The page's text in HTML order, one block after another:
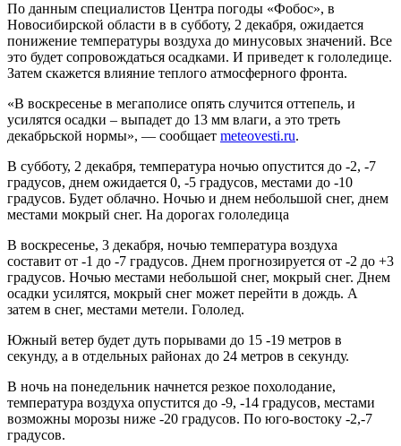
По данным специалистов Центра погоды «Фобос», в
Новосибирской области в в субботу, 2 декабря, ожидается
понижение температуры воздуха до минусовых значений. Все
это будет сопровождаться осадками. И приведет к гололедице.
Затем скажется влияние теплого атмосферного фронта.
«В воскресенье в мегаполисе опять случится оттепель, и
усилятся осадки – выпадет до 13 мм влаги, а это треть
декабрьской нормы», — сообщает meteovesti.ru.
В субботу, 2 декабря, температура ночью опустится до -2, -7
градусов, днем ожидается 0, -5 градусов, местами до -10
градусов. Будет облачно. Ночью и днем небольшой снег, днем
местами мокрый снег. На дорогах гололедица
В воскресенье, 3 декабря, ночью температура воздуха
составит от -1 до -7 градусов. Днем прогнозируется от -2 до +3
градусов. Ночью местами небольшой снег, мокрый снег. Днем
осадки усилятся, мокрый снег может перейти в дождь. А
затем в снег, местами метели. Гололед.
Южный ветер будет дуть порывами до 15 -19 метров в
секунду, а в отдельных районах до 24 метров в секунду.
В ночь на понедельник начнется резкое похолодание,
температура воздуха опустится до -9, -14 градусов, местами
возможны морозы ниже -20 градусов. По юго-востоку -2,-7
градусов.